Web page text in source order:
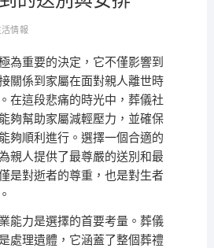
活情報
為重要的決定，它不僅影響到
關係到家屬在面對親人離世時
在這段悲痛的時光中，葬儀社
夠幫助家屬減輕壓力，並確保
夠順利進行。選擇一個合適的
親人提供了最尊嚴的送別和最
是對逝者的尊重，也是對生者
能力是選擇的首要考量。葬儀
處理遺體，它涵蓋了整個葬禮